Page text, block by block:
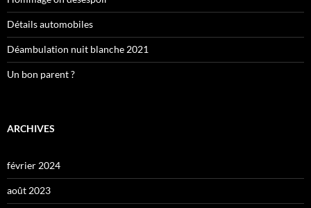
Détails automobiles
Déambulation nuit blanche 2021
Un bon parent ?
ARCHIVES
février 2024
août 2023